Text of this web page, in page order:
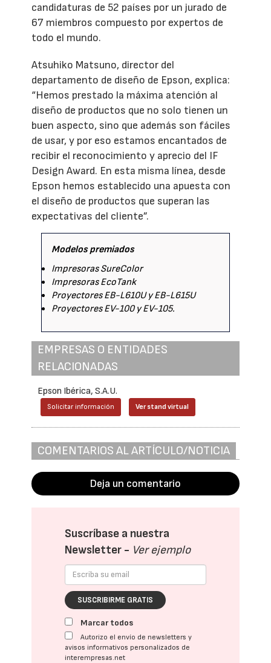
candidaturas de 52 países por un jurado de
67 miembros compuesto por expertos de
todo el mundo.
Atsuhiko Matsuno, director del
departamento de diseño de Epson, explica:
“Hemos prestado la máxima atención al
diseño de productos que no solo tienen un
buen aspecto, sino que además son fáciles
de usar, y por eso estamos encantados de
recibir el reconocimiento y aprecio del IF
Design Award. En esta misma línea, desde
Epson hemos establecido una apuesta con
el diseño de productos que superan las
expectativas del cliente”.
Modelos premiados
Impresoras SureColor
Impresoras EcoTank
Proyectores EB-L610U y EB-L615U
Proyectores EV-100 y EV-105.
EMPRESAS O ENTIDADES
RELACIONADAS
Epson Ibérica, S.A.U.
Solicitar información Ver stand virtual
COMENTARIOS AL ARTÍCULO/NOTICIA
Deja un comentario
Suscríbase a nuestra
Newsletter - Ver ejemplo
SUSCRIBIRME GRATIS
Marcar todos
Autorizo el envío de newsletters y
avisos informativos personalizados de
interempresas.net